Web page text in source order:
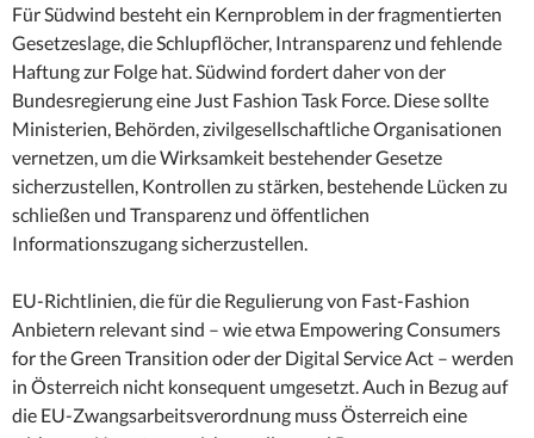
Für Südwind besteht ein Kernproblem in der fragmentierten
Gesetzeslage, die Schlupflöcher, Intransparenz und fehlende
Haftung zur Folge hat. Südwind fordert daher von der
Bundesregierung eine Just Fashion Task Force. Diese sollte
Ministerien, Behörden, zivilgesellschaftliche Organisationen
vernetzen, um die Wirksamkeit bestehender Gesetze
sicherzustellen, Kontrollen zu stärken, bestehende Lücken zu
schließen und Transparenz und öffentlichen
Informationszugang sicherzustellen.
EU-Richtlinien, die für die Regulierung von Fast-Fashion
Anbietern relevant sind – wie etwa Empowering Consumers
for the Green Transition oder der Digital Service Act – werden
in Österreich nicht konsequent umgesetzt. Auch in Bezug auf
die EU-Zwangsarbeitsverordnung muss Österreich eine